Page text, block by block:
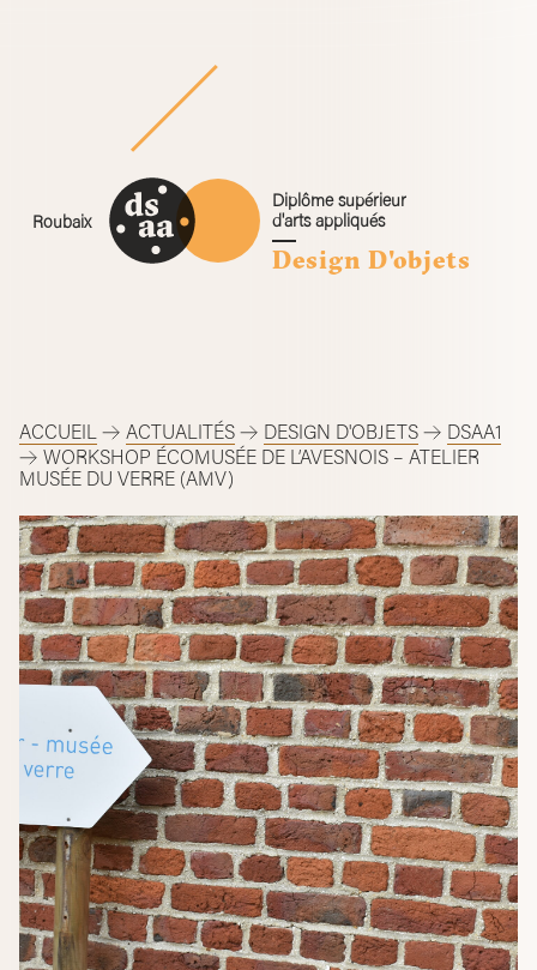
Roubaix
Diplôme supérieur
d'arts appliqués
Design D'objets
ACCUEIL ACTUALITÉS DESIGN D'OBJETS
DSAA1
WORKSHOP ÉCOMUSÉE DE L’AVESNOIS – ATELIER
MUSÉE DU VERRE (AMV)